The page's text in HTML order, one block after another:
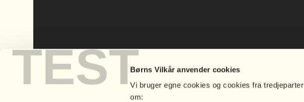
TESTBørns Vilkår anvender cookies
Vi bruger egne cookies og cookies fra
om: